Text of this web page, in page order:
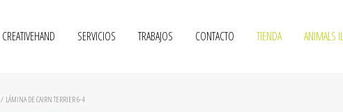
CREATIVEHAND SERVICIOS TRABAJOS CONTACTO TIENDA ANIMALS
/ LÁMINA DE CAIRN TERRIER 6-4